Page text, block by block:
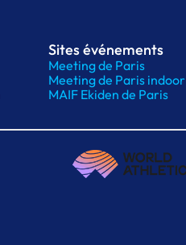
Sites événements
Meeting de Paris
Meeting de Paris indoor
MAIF Ekiden de Paris